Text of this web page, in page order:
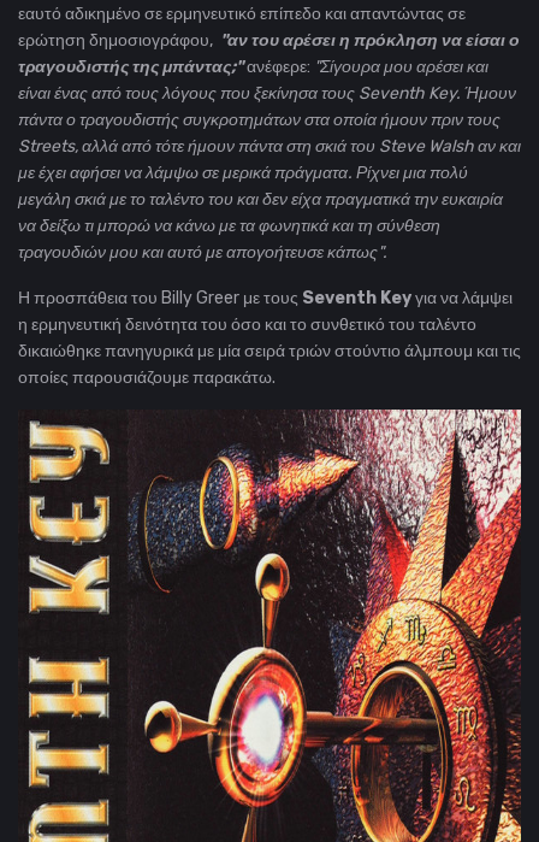
εαυτό αδικημένο σε ερμηνευτικό επίπεδο και απαντώντας σε
ερώτηση δημοσιογράφου, "αν του αρέσει η πρόκληση να είσαι ο
τραγουδιστής της μπάντας;"ανέφερε: "Σίγουρα μου αρέσει και
είναι ένας από τους λόγους που ξεκίνησα τους Seventh Key. Ήμουν
πάντα ο τραγουδιστής συγκροτημάτων στα οποία ήμουν πριν τους
Streets, αλλά από τότε ήμουν πάντα στη σκιά του Steve Walsh αν και
με έχει αφήσει να λάμψω σε μερικά πράγματα. Ρίχνει μια πολύ
μεγάλη σκιά με το ταλέντο του και δεν είχα πραγματικά την ευκαιρία
να δείξω τι μπορώ να κάνω με τα φωνητικά και τη σύνθεση
τραγουδιών μου και αυτό με απογοήτευσε κάπως".
Η προσπάθεια του Billy Greer με τους Seventh Keyγια να λάμψει
η ερμηνευτική δεινότητα του όσο και το συνθετικό του ταλέντο
δικαιώθηκε πανηγυρικά με μία σειρά τριών στούντιο άλμπουμ και τις
οποίες παρουσιάζουμε παρακάτω.